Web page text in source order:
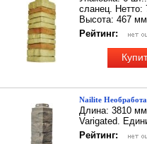
сланец. Нетто:
Высота: 467
Рейтинг:
Nailite
Длина: 3810
Varigated.
Рейтинг: